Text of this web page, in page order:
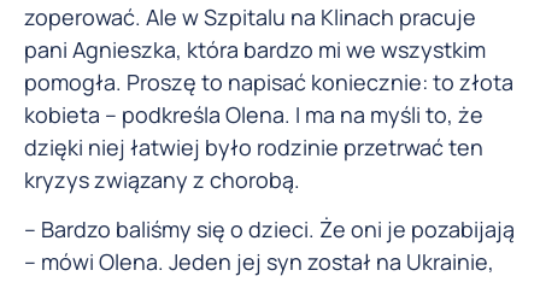
zoperować. Ale w Szpitalu na Klinach pracuje
pani Agnieszka, która bardzo mi we wszystkim
pomogła. Proszę to napisać koniecznie: to złota
kobieta – podkreśla Olena. I ma na myśli to, że
dzięki niej łatwiej było rodzinie przetrwać ten
kryzys związany z chorobą.
– Bardzo baliśmy się o dzieci. Że oni je pozabijają
– mówi Olena. Jeden jej syn został na Ukrainie,